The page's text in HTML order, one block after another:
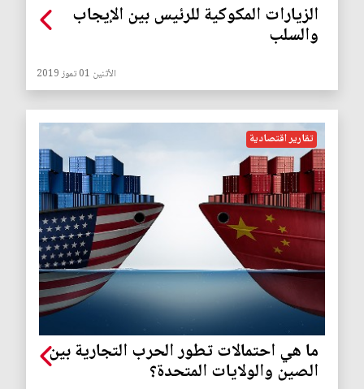
الزيارات المكوكية للرئيس بين الإيجاب
والسلب
الأثنين 01 تموز 2019
تقارير اقتصادية
ما هي احتمالات تطور الحرب التجارية بين
الصين والولايات المتحدة؟